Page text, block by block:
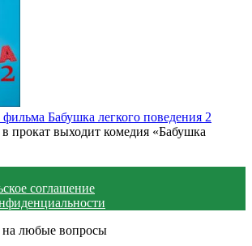
фильма Бабушка легкого поведения 2
в прокат выходит комедия «Бабушка
соглашение
на любые вопросы